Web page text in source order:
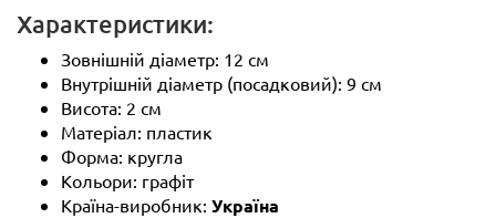
Характеристики:
Зовнішній діаметр: 12 см
Внутрішній діаметр (посадковий): 9 см
Висота: 2 см
Матеріал: пластик
Форма: кругла
Кольори: графіт
Країна-виробник: Україна